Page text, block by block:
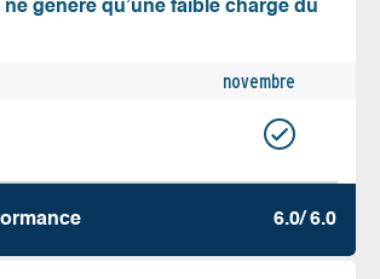
génère qu’une faible charge du
novembre
6.0/ 6.0